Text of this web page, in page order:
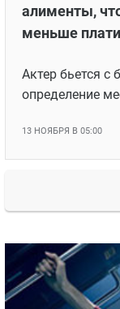
алименты,
меньше
Актер бьется с
определение
13 НОЯБРЯ В 05:00